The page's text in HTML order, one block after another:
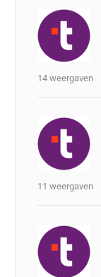
14 weergaven
11 weergaven